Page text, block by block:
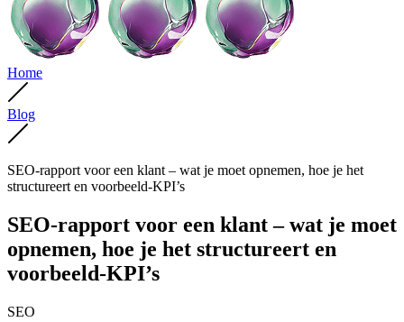
Home
Blog
SEO-rapport voor een klant – wat je moet opnemen, hoe je het
structureert en voorbeeld-KPI’s
SEO-rapport voor een klant – wat je moet
opnemen, hoe je het structureert en
voorbeeld-KPI’s
SEO